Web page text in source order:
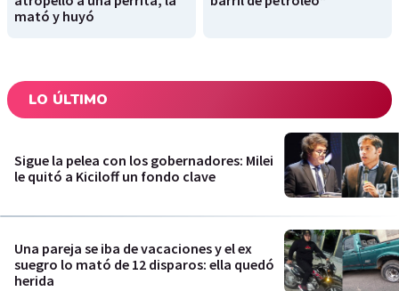
mató y huyó
LO ÚLTIMO
Sigue la pelea con los gobernadores: Milei
le quitó a Kiciloff un fondo clave
Una pareja se iba de vacaciones y el ex
suegro lo mató de 12 disparos: ella quedó
herida